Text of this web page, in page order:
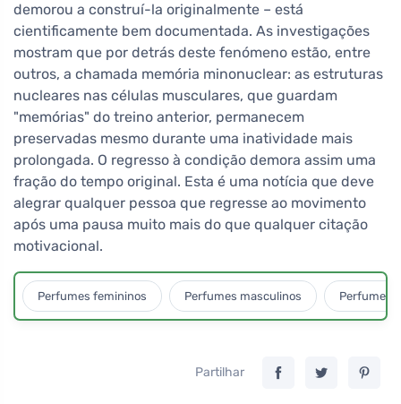
demorou a construí-la originalmente – está
cientificamente bem documentada. As investigações
mostram que por detrás deste fenómeno estão, entre
outros, a chamada memória minonuclear: as estruturas
nucleares nas células musculares, que guardam
"memórias" do treino anterior, permanecem
preservadas mesmo durante uma inatividade mais
prolongada. O regresso à condição demora assim uma
fração do tempo original. Esta é uma notícia que deve
alegrar qualquer pessoa que regresse ao movimento
após uma pausa muito mais do que qualquer citação
motivacional.
Perfumes femininos Perfumes masculinos Perfumes
Partilhar